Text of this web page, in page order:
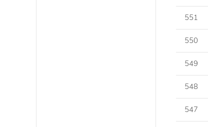
551
550
549
548
547